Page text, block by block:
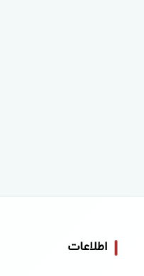
اطلاعات